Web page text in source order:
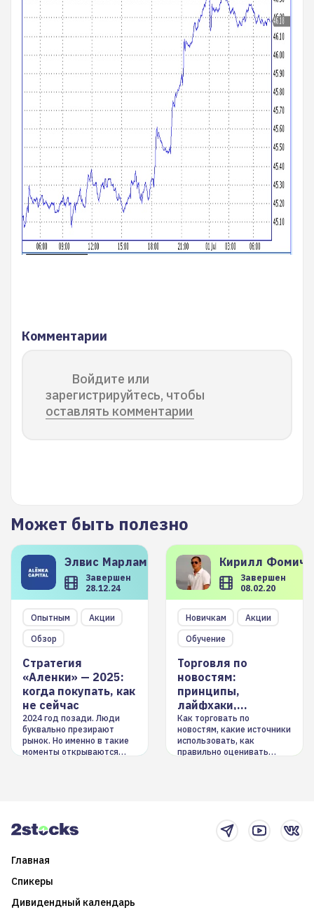
Комментарии
Войдите или
зарегистрируйтесь, чтобы
оставлять комментарии
Может быть полезно
Элвис Марламов
Завершен
28.12.24
Опытным
Акции
Обзор
Стратегия
«Аленки» — 2025:
когда покупать, как
не сейчас
2024 год позади. Люди
буквально презирают
рынок. Но именно в такие
моменты открываются
Кирилл
Завершен
08.02.20
Новичкам
Акции
Обучение
Торговля по
новостям:
принципы,
лайфхаки,
инструменты
Как торговать по
новостям, какие источники
использовать, как
правильно оценивать
Главная
Спикеры
Дивидендный календарь